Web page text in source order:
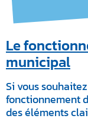
Le
municipal
Si vous
fonctionnement
des éléments